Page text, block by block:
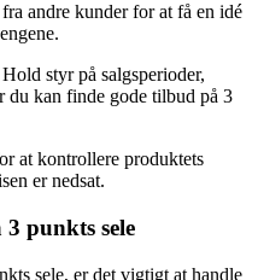
andre kunder for at få en idé
styr på salgsperioder,
du kan finde gode tilbud på 3
at kontrollere produktets
er nedsat.
punkts sele
sele, er det vigtigt at handle